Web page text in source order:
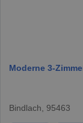
Moderne 3-
Bindlach, 95463